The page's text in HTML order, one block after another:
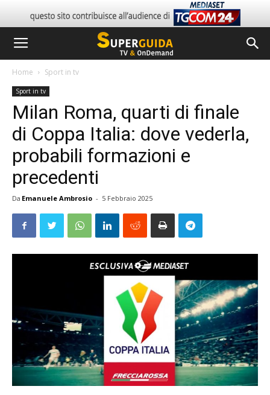
Home Sport in tv
Sport in tv
Milan Roma, quarti di finale
di Coppa Italia: dove vederla,
probabili formazioni e
precedenti
Da Emanuele Ambrosio - 5 Febbraio 2025